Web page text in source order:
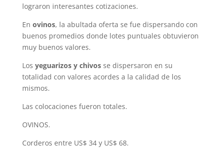
lograron interesantes cotizaciones.
En ovinos, la abultada oferta se fue dispersando con
buenos promedios donde lotes puntuales obtuvieron
muy buenos valores.
Los yeguarizos y chivos se dispersaron en su
totalidad con valores acordes a la calidad de los
mismos.
Las colocaciones fueron totales.
OVINOS.
Corderos entre US$ 34 y US$ 68.